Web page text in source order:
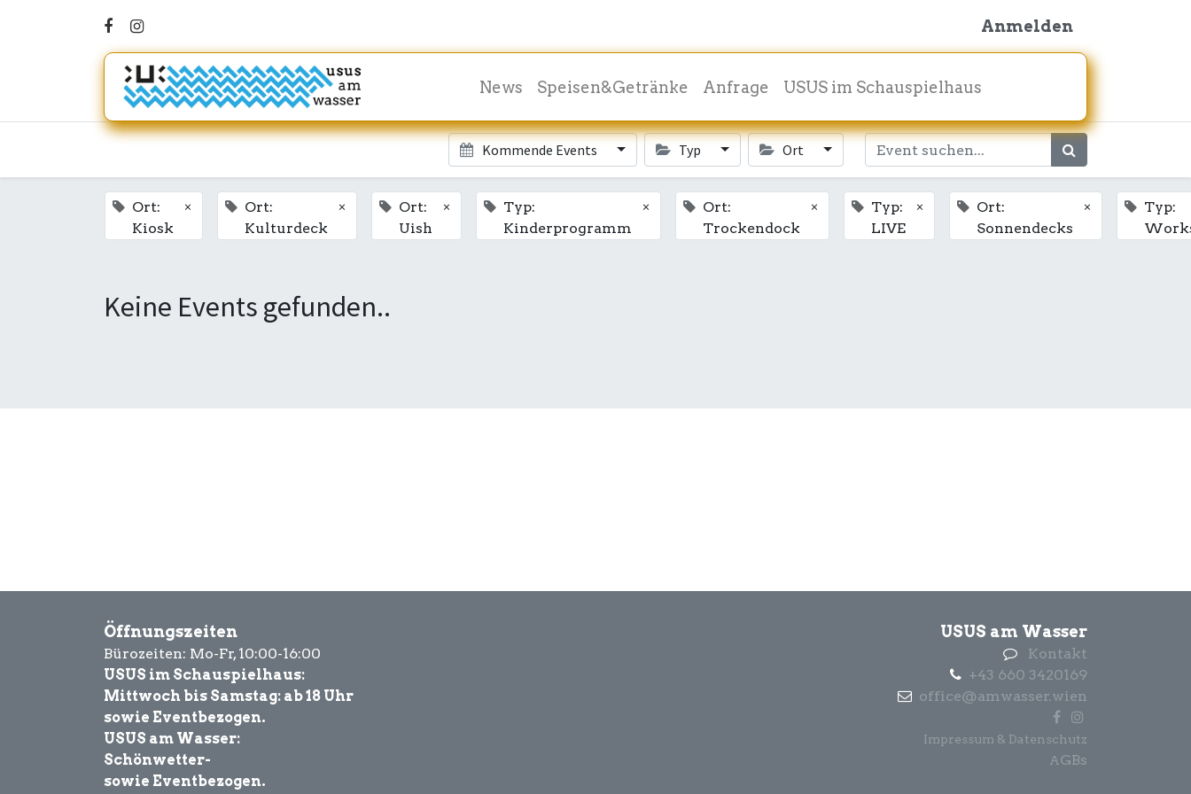
Anmelden
News Speisen&Getränke Anfrage USUS im Schauspielhaus
Kommende Events Typ Ort
Ort:
Kiosk
×
Ort:
Kulturdeck
×
Ort:
Uish
×
Typ:
Kinderprogramm
×
Ort:
Trockendock
×
Typ:
LIVE
×
Ort:
Sonnendecks
×
Typ:
Keine Events gefunden..
Öffnungszeiten
Bürozeiten: Mo-Fr, 10:00-16:00
USUS im Schauspielhaus:
Mittwoch bis Samstag: ab 18 Uhr
sowie Eventbezogen.
USUS am Wasser:
Schönwetter-
sowie Eventbezogen.
USUS am Wasser
Kontakt
+43 660 3420169
office@amwasser.wien
Impressum & Datenschutz
AGBs